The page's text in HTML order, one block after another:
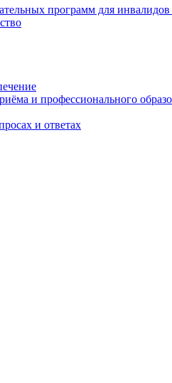
программ для
и профессионального
и ответах